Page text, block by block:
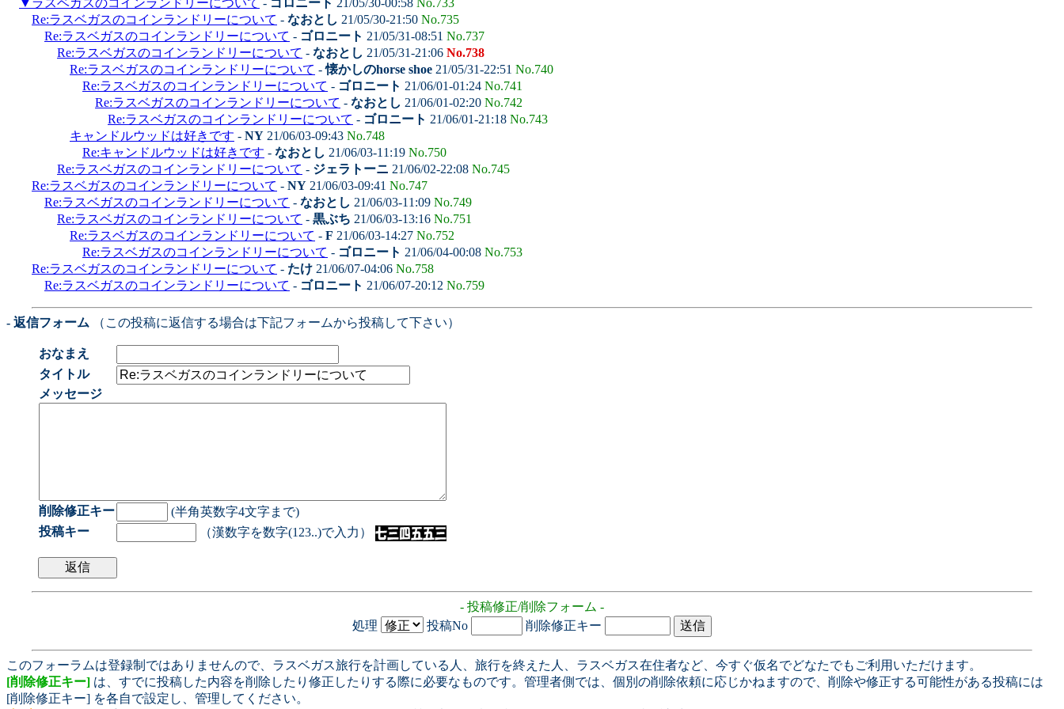
▼ ラスベガスのコインランドリーについて - ゴロニート 21/05/30-00:58 No.733
Re:ラスベガスのコインランドリーについて - なおとし 21/05/30-21:50 No.735
Re:ラスベガスのコインランドリーについて - ゴロニート 21/05/31-08:51 No.737
Re:ラスベガスのコインランドリーについて - なおとし 21/05/31-21:06 No.738
Re:ラスベガスのコインランドリーについて -懐かしのhorse shoe 21/05/31-22:51 No.740
Re:ラスベガスのコインランドリーについて - ゴロニート 21/06/01-01:24 No.741
Re:ラスベガスのコインランドリーについて - なおとし 21/06/01-02:20 No.742
Re:ラスベガスのコインランドリーについて - ゴロニート 21/06/01-21:18 No.743
キャンドルウッドは好きです - NY 21/06/03-09:43 No.748
Re:キャンドルウッドは好きです - なおとし 21/06/03-11:19 No.750
Re:ラスベガスのコインランドリーについて - ジェラトーニ 21/06/02-22:08 No.745
Re:ラスベガスのコインランドリーについて - NY 21/06/03-09:41 No.747
Re:ラスベガスのコインランドリーについて - なおとし 21/06/03-11:09 No.749
Re:ラスベガスのコインランドリーについて - 黒ぶち 21/06/03-13:16 No.751
Re:ラスベガスのコインランドリーについて - F 21/06/03-14:27 No.752
Re:ラスベガスのコインランドリーについて - ゴロニート 21/06/04-00:08 No.753
Re:ラスベガスのコインランドリーについて - たけ 21/06/07-04:06 No.758
Re:ラスベガスのコインランドリーについて - ゴロニート 21/06/07-20:12 No.759
- 返信フォーム （この投稿に返信する場合は下記フォームから投稿して下さい）
おなまえ
タイトル
メッセージ
削除修正キー
(半角英数字4文字まで)
投稿キー
（漢数字を数字(123..)で入力）
- 投稿修正/削除フォーム -
処理
投稿No 削除修正キー
このフォーラムは登録制ではありませんので、ラスベガス旅行を計画している人、旅行を終えた人、ラスベガス在住者など、今すぐ仮名でどなたでもご利用いただけます。
[削除修正キー] は、すでに投稿した内容を削除したり修正したりする際に必要なものです。管理者側では、個別の削除依頼に応じかねますので、削除や修正する可能性がある投稿には
[削除修正キー] を各自で設定し、管理してください。